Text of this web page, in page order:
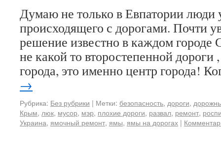
Думаю не только в Евпатории люди
происходящего с дорогами. Почти
решение известно в каждом
не какой то второстепенной дороги
города, это именно центр города!
→
Рубрика: Без рубрики | Метки: безопасность, дороги,
Крым, люк, мусор, мэр, плохие дороги, развал, ремонт,
Украина, ямочный ремонт, ямы, ямы на дорогах |